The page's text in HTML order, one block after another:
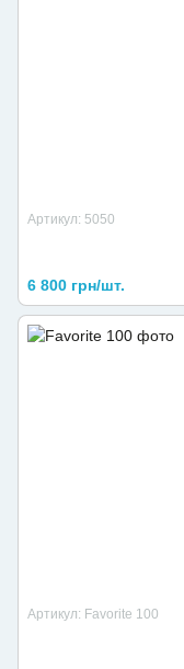
Артикул: 5050
6 800 грн/шт.
Артикул: Favorite 100